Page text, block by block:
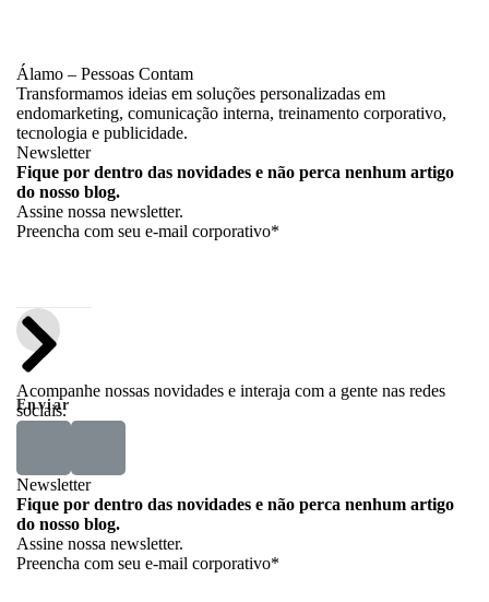
Álamo – Pessoas Contam
Transformamos ideias em soluções personalizadas em
endomarketing, comunicação interna, treinamento corporativo,
tecnologia e publicidade.
Newsletter
Fique por dentro das novidades e não perca nenhum artigo
do nosso blog.
Assine nossa newsletter.
Preencha com seu e-mail corporativo*
Enviar
Acompanhe nossas novidades e interaja com a gente nas redes
sociais.
Newsletter
Fique por dentro das novidades e não perca nenhum artigo
do nosso blog.
Assine nossa newsletter.
Preencha com seu e-mail corporativo*